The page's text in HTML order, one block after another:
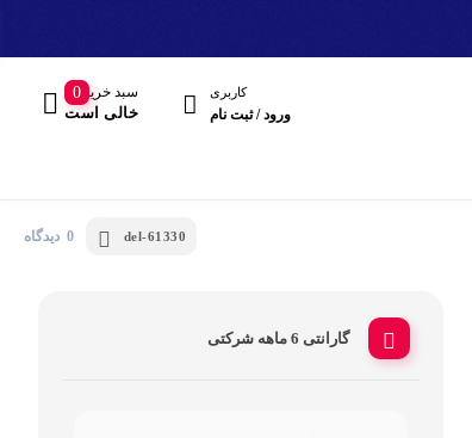
کاربری
ورود / ثبت نام
سبد خرید
خالی است
0
del-61330 0 دیدگاه
گارانتی 6 ماهه شرکتی